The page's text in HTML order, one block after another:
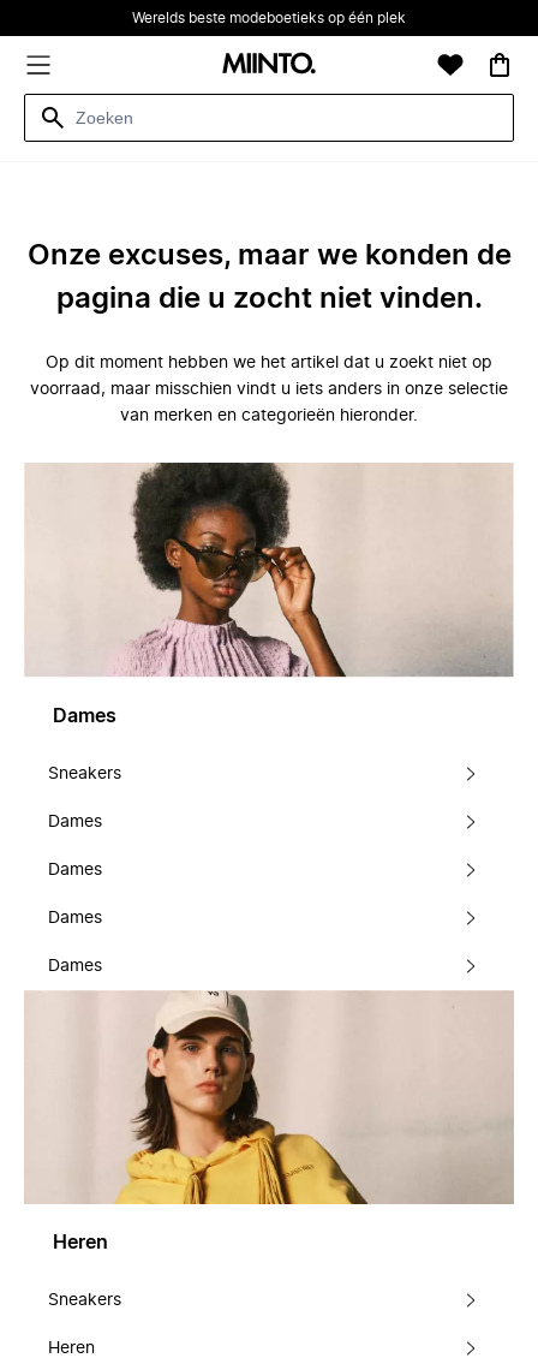
Werelds beste modeboetieks op één plek
Onze excuses, maar we konden de
pagina die u zocht niet vinden.
Op dit moment hebben we het artikel dat u zoekt niet op
voorraad, maar misschien vindt u iets anders in onze selectie
van merken en categorieën hieronder.
Dames
Sneakers
Dames
Dames
Dames
Dames
Heren
Sneakers
Heren